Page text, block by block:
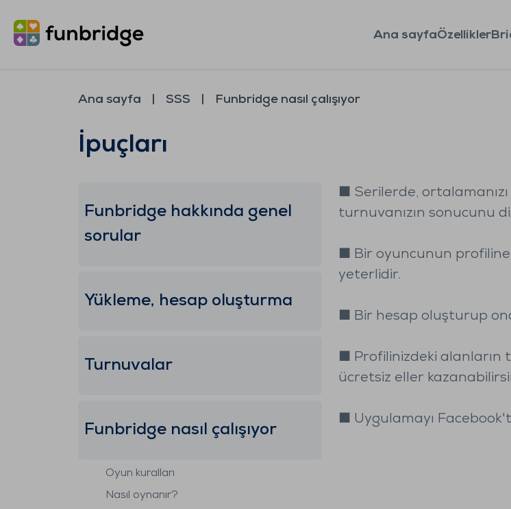
Ana sayfaÖzellikler
Ana sayfa SSS Funbridge nasıl çalışıyor
İpuçları
Funbridge hakkında genel
sorular
Yükleme, hesap oluşturma
Turnuvalar
Funbridge nasıl çalışıyor
Oyun kuralları
Nasıl oynanır?
■ Serilerde,
turnuvanızın sonucunu
■ Bir oyuncunun profiline
yeterlidir.
■ Bir hesap oluşturup
■ Profilinizdeki alanların
ücretsiz eller
■ Uygulamayı